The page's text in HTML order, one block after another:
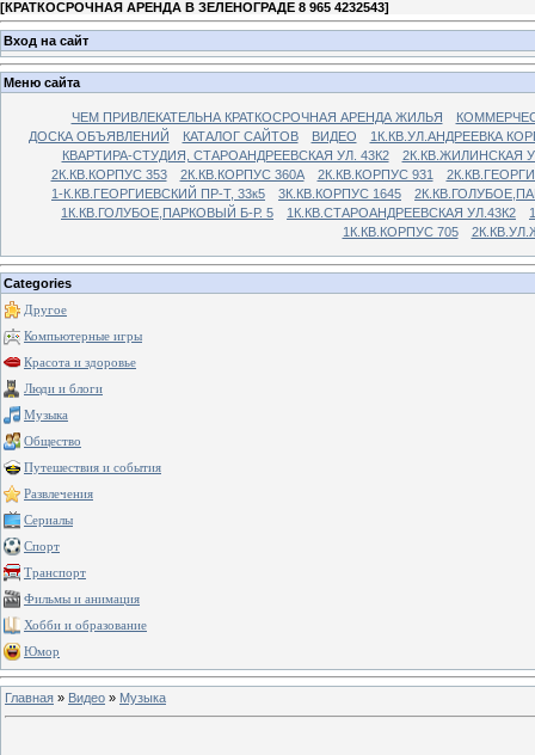
[КРАТКОСРОЧНАЯ АРЕНДА В ЗЕЛЕНОГРАДЕ 8 965 4232543]
Вход на сайт
Меню сайта
ЧЕМ ПРИВЛЕКАТЕЛЬНА КРАТКОСРОЧНАЯ АРЕНДА ЖИЛЬЯ
ДОСКА ОБЪЯВЛЕНИЙ
КАТАЛОГ САЙТОВ ВИДЕО
1К.КВ.УЛ.АНДРЕЕВКА
КВАРТИРА-СТУДИЯ, СТАРОАНДРЕЕВСКАЯ УЛ. 43К2
2К.КВ.ЖИЛИНСКАЯ
2К.КВ.КОРПУС 353
2К.КВ.КОРПУС 360А 2К.КВ.КОРПУС 931
1-К.КВ.ГЕОРГИЕВСКИЙ ПР-Т, 33к5
3К.КВ.КОРПУС 1645
1К.КВ.ГОЛУБОЕ,ПАРКОВЫЙ Б-Р. 5
1К.КВ.СТАРОАНДРЕЕВСКАЯ УЛ.43К2
1К.КВ.КОРПУС 705
Categories
Другое
Компьютерные игры
Красота и здоровье
Люди и блоги
Музыка
Общество
Путешествия и события
Развлечения
Сериалы
Спорт
Транспорт
Фильмы и анимация
Хобби и образование
Юмор
Главная » Видео » Музыка